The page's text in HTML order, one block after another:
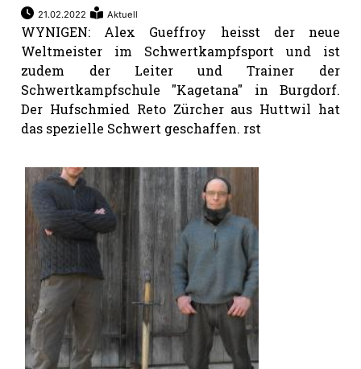
21.02.2022 Aktuell
WYNIGEN: Alex Gueffroy heisst der neue
Weltmeister im Schwertkampfsport und ist
zudem der Leiter und Trainer der
Schwertkampfschule "Kagetana" in Burgdorf.
Der Hufschmied Reto Zürcher aus Huttwil hat
das spezielle Schwert geschaffen. rst